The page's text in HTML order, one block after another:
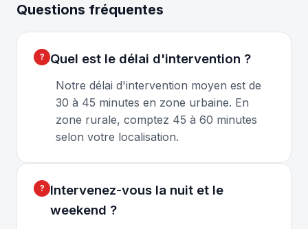
Questions fréquentes
Quel est le délai d'intervention ?
Notre délai d'intervention moyen est de
30 à 45 minutes en zone urbaine. En
zone rurale, comptez 45 à 60 minutes
selon votre localisation.
Intervenez-vous la nuit et le
weekend ?